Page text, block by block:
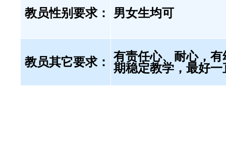
教员性别要求： 男女生均可
教员其它要求：
有责任心、耐心，
期稳定教学，最好一